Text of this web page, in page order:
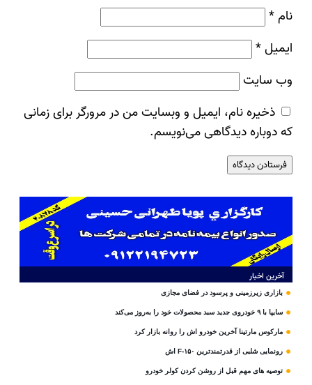
نام*
ایمیل*
وب‌ سایت
ذخیره نام، ایمیل و وبسایت من در مرورگر برای زمانی
که دوباره دیدگاهی می‌نویسم.
آخرین اخبار
بازاری زیرزمینی و پرسود در فضای مجازی
سایپا با ۹ خودروی جدید سبد محصولات خود را به‌روز می‌کند
مارکوس مارتینا آخرین خودرو اش را روانه بازار کرد
رونمایی شلبی از قدرتمندترین F-۱۵۰ اش
توصیه های مهم قبل از روشن کردن کولر خودرو